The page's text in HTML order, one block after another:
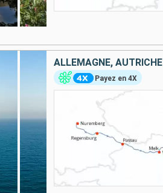
ALLEMAGNE, AUTRICHE
Payez en 4X